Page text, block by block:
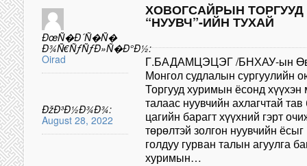
ÐœÑ�Ð´Ñ�Ñ�
Ð¾Ñ€ÑƒÑƒÐ»Ñ�Ð°Ð½:
Oirad
ÐžÐ³Ð½Ð¾Ð¾:
August 28, 2022
ХОВОГСАЙРЫН
“НУУВЧ”-ИЙН ТУХАЙ
Г.БАДАМЦЭЦЭГ /БНХАУ-ын
Монгол судлалын сургуулийн
Торгууд хуримын ёсонд
талаас нуувчийн ахлагчтай
цагийн барагт хүүхний гэрт
төрөлтэй золгон нуувчийн
голдуу гурван талын агуулга
хуримын…